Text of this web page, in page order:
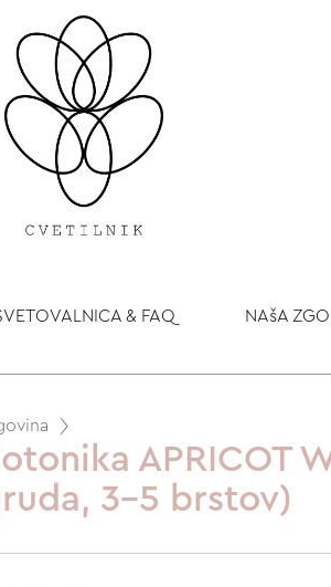
& FAQ NAšA
APRICOT
3-5 brstov)